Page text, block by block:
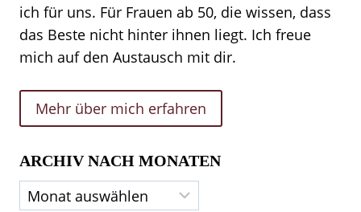
ich für uns. Für Frauen ab 50, die wissen, dass
das Beste nicht hinter ihnen liegt. Ich freue
mich auf den Austausch mit dir.
Mehr über mich erfahren
ARCHIV NACH MONATEN
Archiv